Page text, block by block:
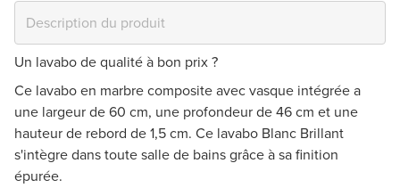
Un lavabo de qualité à bon prix ?
Ce lavabo en marbre composite avec vasque intégrée a
une largeur de 60 cm, une profondeur de 46 cm et une
hauteur de rebord de 1,5 cm. Ce lavabo Blanc Brillant
s'intègre dans toute salle de bains grâce à sa finition
épurée.